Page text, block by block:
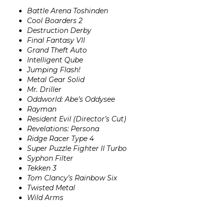
Battle Arena Toshinden
Cool Boarders 2
Destruction Derby
Final Fantasy VII
Grand Theft Auto
Intelligent Qube
Jumping Flash!
Metal Gear Solid
Mr. Driller
Oddworld: Abe’s Oddysee
Rayman
Resident Evil (Director’s Cut)
Revelations: Persona
Ridge Racer Type 4
Super Puzzle Fighter II Turbo
Syphon Filter
Tekken 3
Tom Clancy’s Rainbow Six
Twisted Metal
Wild Arms